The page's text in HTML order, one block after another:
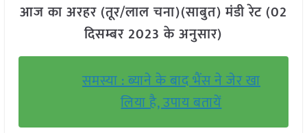
आज का अरहर (तूर/लाल चना)(साबुत) मंडी रेट (02
दिसम्बर 2023 के अनुसार)
समस्या : ब्याने के बाद भैंस ने जेर खा
लिया है, उपाय बतायें